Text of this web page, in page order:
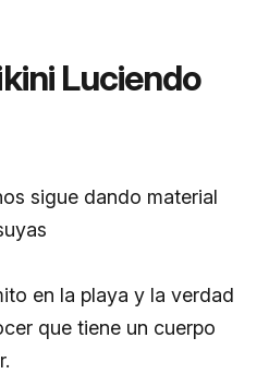
Luciendo
sigue dando material
en la playa y la verdad
que tiene un cuerpo